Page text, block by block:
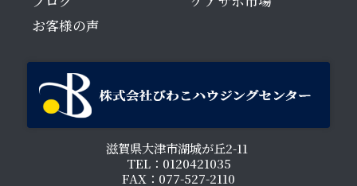
お客様の声
滋賀県大津市湖城が丘2-11
TEL：0120421035
FAX：077-527-2110